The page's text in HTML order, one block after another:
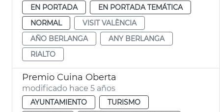
EN PORTADA
EN PORTADA TEMÁTICA
NORMAL
VISIT VALÈNCIA
AÑO BERLANGA
ANY BERLANGA
RIALTO
Premio Cuina Oberta
modificado hace 5 años
AYUNTAMIENTO
TURISMO